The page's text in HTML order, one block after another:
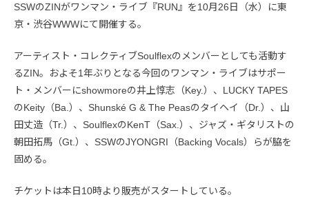
SSWのZINがワンマン・ライブ『RUN』を10月26日（水）に東
京・渋谷WWWにて開催する。
アーティスト・コレクティブSoulflexのメンバーとしても活動す
るZIN。およそ1年ぶりとなる今回のワンマン・ライブはサポー
ト・メンバーにshowmoreの井上惇志（Key.）、LUCKY TAPES
のKeity（Ba.）、Shunské G & The Peasのタイヘイ（Dr.）、山
田丈造（Tr.）、SoulflexのKenT（Sax.）、ジャズ・ギタリストの
朝田拓馬（Gt.）、SSWのJYONGRI（Backing Vocals）らが脇を
固める。
チケットは本日10時より販売がスタートしている。